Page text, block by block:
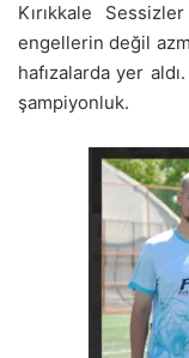
Kırıkkale
engellerin değil
hafızalarda yer
şampiyonluk.